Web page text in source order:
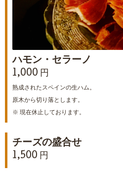
ハモン・セラーノ
1,000 円
熟成されたスペインの生ハム。
原木から切り落とします。
※ 現在休止しております。
チーズの盛合せ
1,500 円